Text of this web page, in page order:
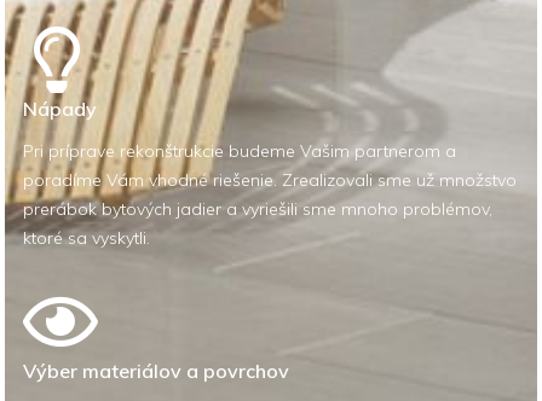
Nápady
Pri príprave rekonštrukcie budeme Vašim partnerom a
poradíme Vám vhodné riešenie. Zrealizovali sme už množstvo
prerábok bytových jadier a vyriešili sme mnoho problémov,
ktoré sa vyskytli.
Výber materiálov a povrchov